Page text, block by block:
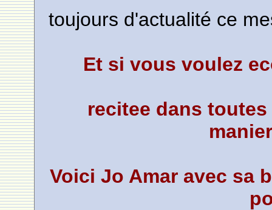
toujours d'actualité ce
Et si vous voulez
recitee dans
Voici Jo Amar avec sa